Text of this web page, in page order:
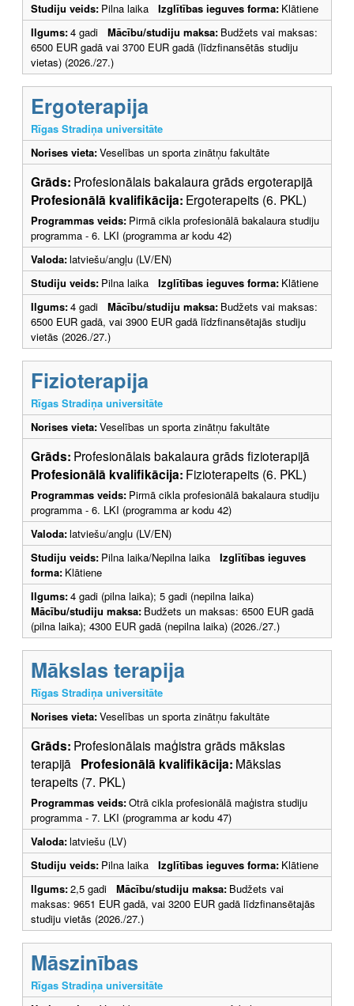
Studiju veids: Pilna laika Izglītības ieguves forma: Klātiene
Ilgums:4 gadi Mācību/studiju maksa: Budžets vai maksas:
6500 EUR gadā vai 3700 EUR gadā (līdzfinansētās studiju
vietas) (2026./27.)
Ergoterapija
Rīgas Stradiņa universitāte
Norises vieta:Veselības un sporta zinātņu fakultāte
Grāds: Profesionālais bakalaura grāds ergoterapijā
Profesionālā kvalifikācija: Ergoterapeits (6. PKL)
Programmas veids: Pirmā cikla profesionālā bakalaura studiju
programma - 6. LKI (programma ar kodu 42)
Valoda:latviešu/angļu (LV/EN)
Studiju veids: Pilna laika Izglītības ieguves forma: Klātiene
Ilgums:4 gadi Mācību/studiju maksa: Budžets vai maksas:
6500 EUR gadā, vai 3900 EUR gadā līdzfinansētajās studiju
vietās (2026./27.)
Fizioterapija
Rīgas Stradiņa universitāte
Norises vieta:Veselības un sporta zinātņu fakultāte
Grāds: Profesionālais bakalaura grāds fizioterapijā
Profesionālā kvalifikācija: Fizioterapeits (6. PKL)
Programmas veids: Pirmā cikla profesionālā bakalaura studiju
programma - 6. LKI (programma ar kodu 42)
Valoda:latviešu/angļu (LV/EN)
Studiju veids: Pilna laika/Nepilna laika Izglītības ieguves
forma: Klātiene
Ilgums:4 gadi (pilna laika); 5 gadi (nepilna laika)
Mācību/studiju maksa: Budžets un maksas: 6500 EUR gadā
(pilna laika); 4300 EUR gadā (nepilna laika) (2026./27.)
Mākslas terapija
Rīgas Stradiņa universitāte
Norises vieta:Veselības un sporta zinātņu fakultāte
Grāds: Profesionālais maģistra grāds mākslas
terapijā Profesionālā kvalifikācija: Mākslas
terapeits (7. PKL)
Programmas veids:Otrā cikla profesionālā maģistra studiju
programma - 7. LKI (programma ar kodu 47)
Valoda:latviešu (LV)
Studiju veids: Pilna laika Izglītības ieguves forma: Klātiene
Ilgums:2,5 gadi Mācību/studiju maksa: Budžets vai
maksas: 9651 EUR gadā, vai 3200 EUR gadā līdzfinansētajās
studiju vietās (2026./27.)
Māszinības
Rīgas Stradiņa universitāte